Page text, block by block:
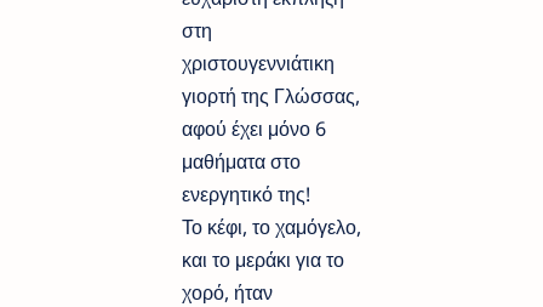
στη
χριστουγεννιάτικη
γιορτή της Γλώσσας,
αφού έχει μόνο 6
μαθήματα στο
ενεργητικό της!
Το κέφι, το χαμόγελο,
και το μεράκι για το
χορό, ήταν